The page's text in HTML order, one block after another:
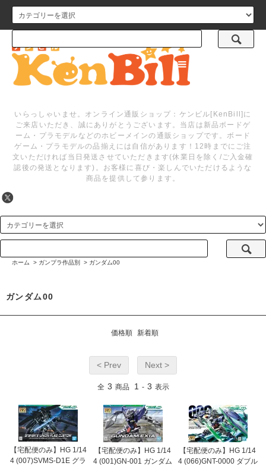
メニュー
いらっしゃいませ。オンライン通販ショップ：ケンビル[KenBill]に
ご来店いただき、誠にありがとうございます。当店は新品ボードゲ
ーム・プラモデルなどのホビーメインの通販ショップです。ボード
ゲーム・プラモデルの品揃えには自信があります！12時までにご注
文いただければ当日発送させていただきます(休業日を除く/ご入金確
認後の発送となります)。お客様に喜び・楽しんでいただけるような
商品を提供して参ります。
ホーム > ガンプラ作品別 > ガンダム00
ガンダム00
価格順 新着順
< Prev Next >
全 3 商品 1 - 3 表示
【宅配便のみ】HG 1/14
4 (007)SVMS-D1E グラ
【宅配便のみ】HG 1/14
4 (001)GN-001 ガンダム
【宅配便のみ】HG 1/14
4 (066)GNT-0000 ダブル